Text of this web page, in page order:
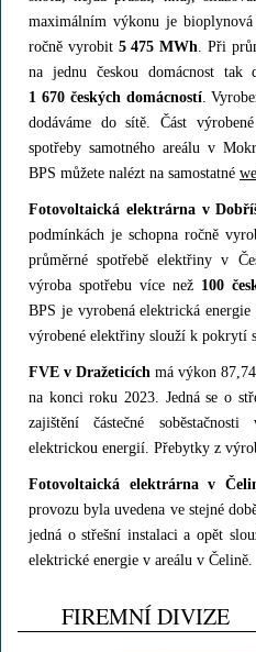
maximálním výkonu je
ročně vyrobit 5 475 MWh . Při
na jednu českou domácnost tak
1 670 českých domácností.
dodáváme do sítě. Část
spotřeby samotného areálu v
BPS můžete nalézt na samostatné
Fotovoltaická elektrárna v
podmínkách je schopna ročně
průměrné spotřebě elektřiny v
výroba spotřebu více než 100
BPS je vyrobená elektrická energie
výrobené elektřiny slouží k pokrytí
FVE v Dražeticích má výkon
na konci roku 2023. Jedná se o
zajištění částečné
elektrickou energií. Přebytky z
Fotovoltaická elektrárna v
provozu byla uvedena ve stejné
jedná o střešní instalaci a opět
elektrické energie v areálu v Čelině.
FIREMNÍ DIVIZE